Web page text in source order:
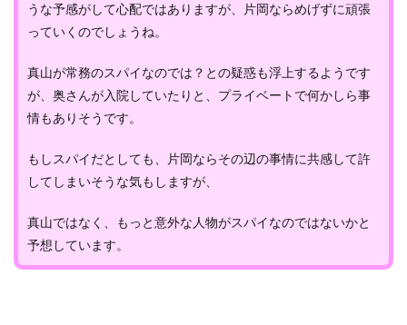
うな予感がして心配ではありますが、片岡ならめげずに頑張
っていくのでしょうね。
真山が常務のスパイなのでは？との疑惑も浮上するようです
が、奥さんが入院していたりと、プライベートで何かしら事
情もありそうです。
もしスパイだとしても、片岡ならその辺の事情に共感して許
してしまいそうな気もしますが、
真山ではなく、もっと意外な人物がスパイなのではないかと
予想しています。